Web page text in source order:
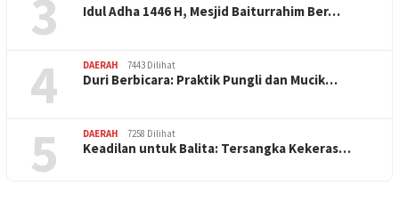
3 Idul Adha 1446 H, Mesjid Baiturrahim Ber…
4 DAERAH 7443 Dilihat
Duri Berbicara: Praktik Pungli dan Mucik…
5 DAERAH 7258 Dilihat
Keadilan untuk Balita: Tersangka Kekeras…